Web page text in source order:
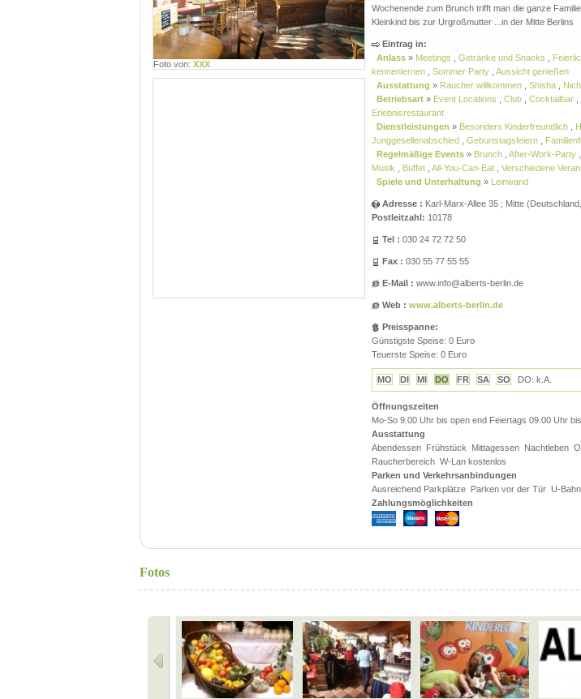
Foto von: XXX
Wochenende zum Brunch trifft man die ganze
Kleinkind bis zur Urgroßmutter ...in der Mitte Berlins
Eintrag in:
Anlass » Meetings Getränke und Snacks
kennenlernen
Sommer Party
Aussicht genießen
Ausstattung » Raucher willkommen Shisha
Betriebsart » Event Locations Club Cocktailbar
Erlebnisrestaurant
Dienstleistungen » Besonders Kinderfreundlich
Junggesellenabschied
Geburtstagsfeiern
Regelmäßige Events » Brunch After-Work-Party
Musik
Buffet All-You-Can-Eat Verschiedene
Spiele und Unterhaltung » Leinwand
Adresse : Karl-Marx-Allee 35 ; Mitte (Deutschland
Postleitzahl: 10178
Tel : 030 24 72 72 50
Fax : 030 55 77 55 55
E-Mail : www.info@alberts-berlin.de
Web : www.alberts-berlin.de
Preisspanne:
Günstigste Speise: 0 Euro
Teuerste Speise: 0 Euro
MO DI MI DO FR SA SO DO: k.A.
Öffnungszeiten
Mo-So 9.00 Uhr bis open end Feiertags 09.00 Uhr
Ausstattung
Abendessen Frühstück Mittagessen Nachtleben
Raucherbereich W-Lan kostenlos
Parken und Verkehrsanbindungen
Ausreichend Parkplätze Parken vor der Tür U-Bahn
Zahlungsmöglichkeiten
Fotos